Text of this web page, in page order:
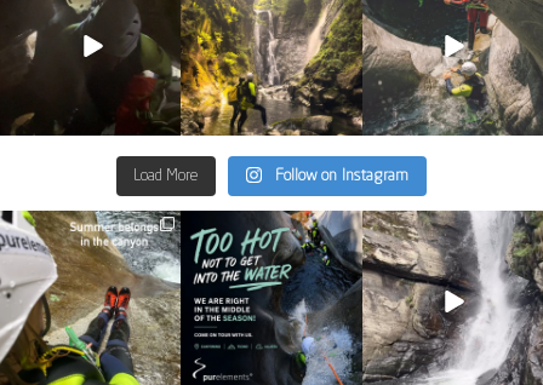
33 0 35 2 0
Load More Follow on Instagram
discover_purelements
Juni 30
23 3
discover_purelements
Juni 28
29 0
discover_purelements
Sep. 9
31